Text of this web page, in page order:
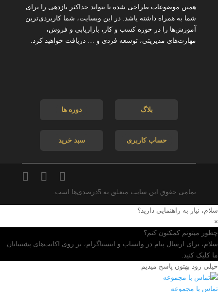
همین موضوعات طراحی شده تا بتواند حداکثر بازدهی را برای
شما به همراه داشته یاشد. در این وبسایت، شما کاربردی‌ترین
آموزش‌ها را در حوزه کسب و کار، بازاریابی و فروش،
مهارت‌های مدیریتی، توسعه فردی و … دریافت خواهید کرد.
بلاگ دوره ها
حساب کاربری سبد خرید
تمامی حقوق این سایت متعلق به 5درصدی‌ها است.
سلام، نیاز به راهنمایی دارید؟
×
چطور میتونم کمکتون کنم؟
سلام، برای ارسال پیام در واتساپ و اینستاگرام، بر روی اکانت‌های پشتیبانان
ما کلیک کنید.
خیلی زود بهتون پاسخ میدیم
تماس با مجموعه